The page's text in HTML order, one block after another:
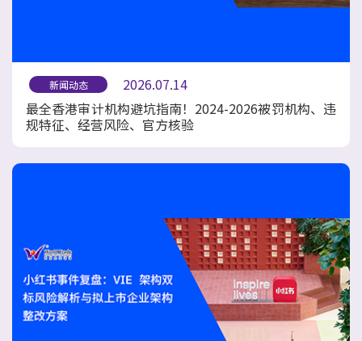
新闻动态
2026.07.14
最全香港审计机构避坑指南！2024-2026被罚机构、违
规特征、经营风险、官方核验